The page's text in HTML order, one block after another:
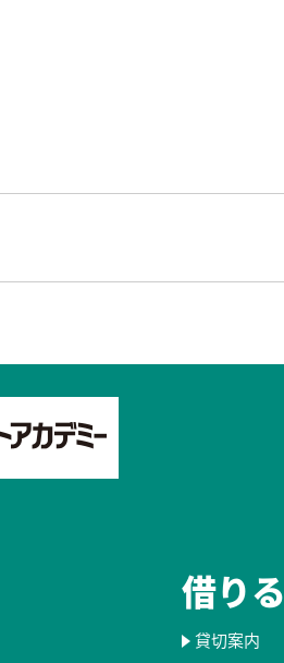
借りる
貸切案内